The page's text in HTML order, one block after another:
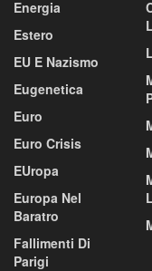
Energia
Estero
EU E Nazismo
Eugenetica
Euro
Euro Crisis
EUropa
Europa Nel
Baratro
Fallimenti Di
Parigi